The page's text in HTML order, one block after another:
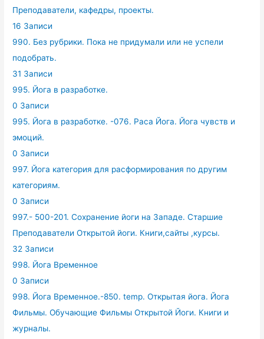
Преподаватели, кафедры, проекты.
16 Записи
990. Без рубрики. Пока не придумали или не успели
подобрать.
31 Записи
995. Йога в разработке.
0 Записи
995. Йога в разработке. -076. Раса Йога. Йога чувств и
эмоций.
0 Записи
997. Йога категория для расформирования по другим
категориям.
0 Записи
997.- 500-201. Сохранение йоги на Западе. Старшие
Преподаватели Открытой йоги. Книги,сайты ,курсы.
32 Записи
998. Йога Временное
0 Записи
998. Йога Временное.-850. temp. Открытая йога. Йога
Фильмы. Обучающие Фильмы Открытой Йоги. Книги и
журналы.